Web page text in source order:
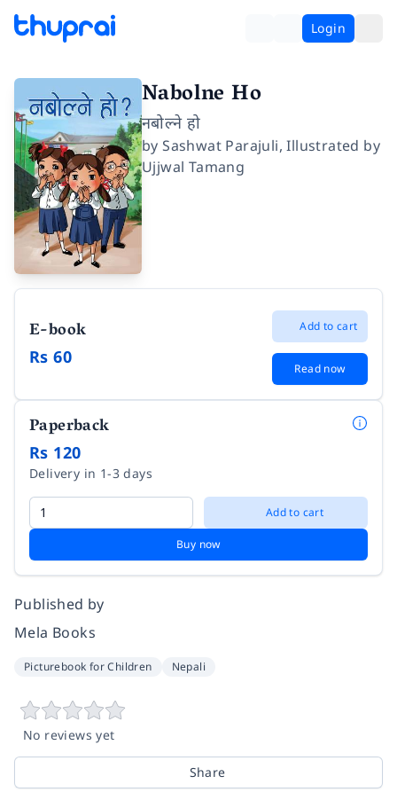
Login
Nabolne Ho
नबोल्ने हो
bySashwat Parajuli,Illustrated by
Ujjwal Tamang
E-book
Rs 60
Add to cart
Read now
Paperback
Rs 120
Delivery in 1-3 days
Add to cart
Buy now
Published by
Mela Books
Picturebook for Children Nepali
No reviews yet
Share